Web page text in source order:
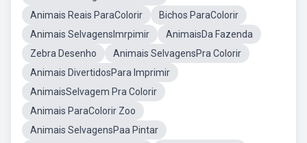
Animais Reais ParaColorir
Bichos ParaColorir
Animais SelvagensImrpimir
AnimaisDa Fazenda
Zebra Desenho
Animais SelvagensPra Colorir
Animais DivertidosPara Imprimir
AnimaisSelvagem Pra Colorir
Animais ParaColorir Zoo
Animais SelvagensPaa Pintar